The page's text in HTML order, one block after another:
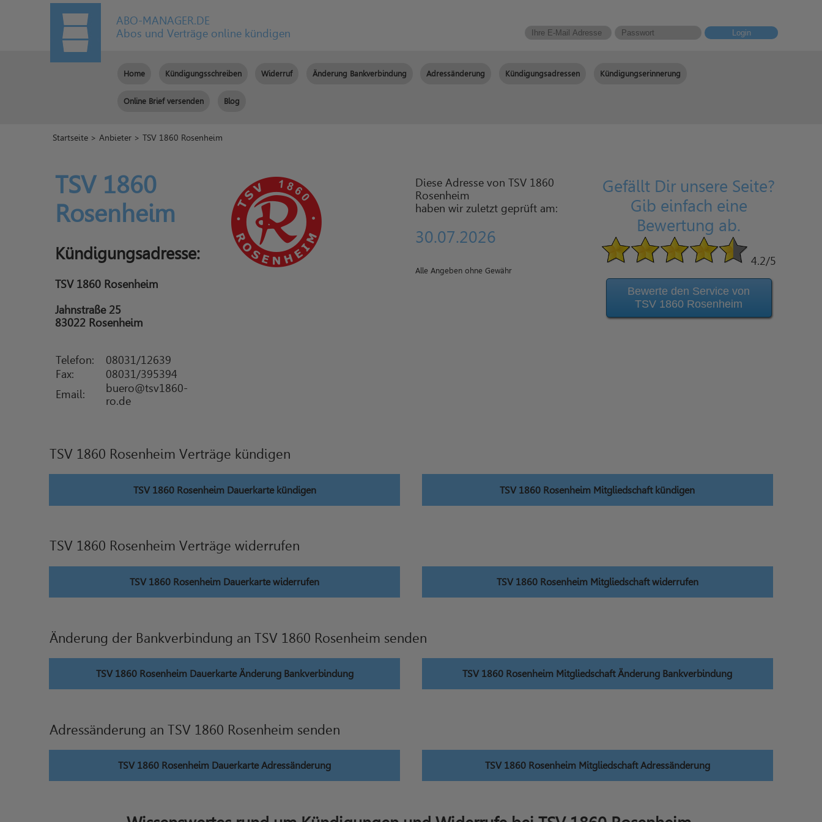
ABO-MANAGER.DE
Abos und Verträge online kündigen
Login
Home Kündigungsschreiben Widerruf Änderung Bankverbindung Adressänderung Kündigungsadressen Kündigungserinnerung
Online Brief versenden Blog
Startseite >Anbieter > TSV 1860 Rosenheim
TSV 1860
Rosenheim
Kündigungsadresse:
TSV 1860 Rosenheim
Jahnstraße 25
83022 Rosenheim
Telefon:
08031/12639
Fax:
08031/395394
Email:
buero@tsv1860­
ro.de
Diese Adresse von TSV 1860
Rosenheim
haben wir zuletzt geprüft am:
30.07.2026
Alle Angeben ohne Gewähr
Gefällt Dir unsere Seite?
Gib einfach eine
Bewertung ab.
4.2/5
Bewerte den Service von
TSV 1860 Rosenheim
TSV 1860 Rosenheim Verträge kündigen
TSV 1860 Rosenheim Dauerkarte kündigen TSV 1860 Rosenheim Mitgliedschaft kündigen
TSV 1860 Rosenheim Verträge widerrufen
TSV 1860 Rosenheim Dauerkarte widerrufen TSV 1860 Rosenheim Mitgliedschaft widerrufen
Änderung der Bankverbindung an TSV 1860 Rosenheim senden
TSV 1860 Rosenheim Dauerkarte Änderung Bankverbindung TSV 1860 Rosenheim Mitgliedschaft Änderung Bankverbindung
Adressänderung an TSV 1860 Rosenheim senden
TSV 1860 Rosenheim Dauerkarte Adressänderung TSV 1860 Rosenheim Mitgliedschaft Adressänderung